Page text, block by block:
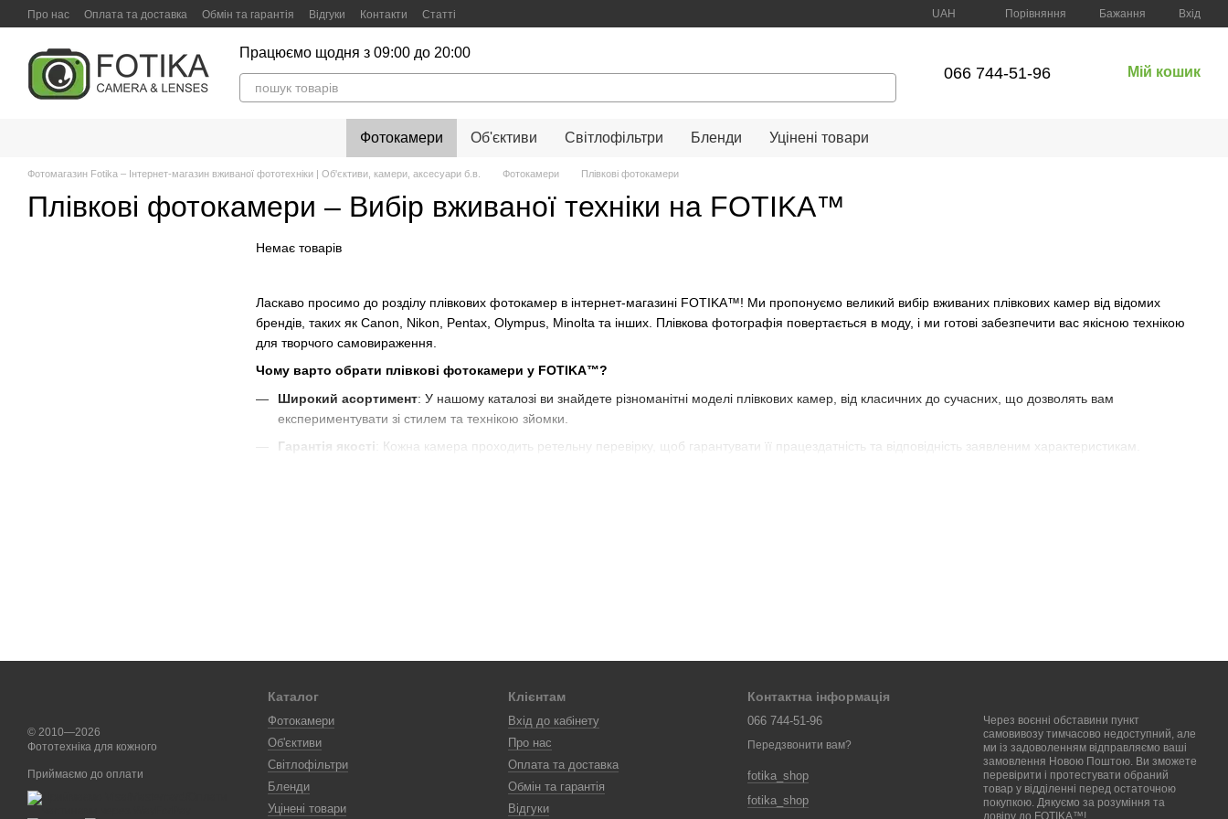
Перейти до основного контенту
Про нас Оплата та доставка Обмін та гарантія Відгуки Контакти Статті UAH Порівняння Бажання Вхід
Працюємо щодня з 09:00 до 20:00
066 744-51-96 Мій кошик
Фотокамери Об'єктиви Світлофільтри Бленди Уцінені товари
Фотомагазин Fotika – Інтернет-магазин вживаної фототехніки | Об'єктиви, камери, аксесуари б.в. Фотокамери Плівкові фотокамери
Плівкові фотокамери – Вибір вживаної техніки на FOTIKA™
Ласкаво просимо до розділу плівкових фотокамер в інтернет-магазині FOTIKA™! Ми пропонуємо великий вибір вживаних плівкових камер від відомих
брендів, таких як Canon, Nikon, Pentax, Olympus, Minolta та інших. Плівкова фотографія повертається в моду, і ми готові забезпечити вас якісною технікою
для творчого самовираження.
Чому варто обрати плівкові фотокамери у FOTIKA™?
Широкий асортимент: У нашому каталозі ви знайдете різноманітні моделі плівкових камер, від класичних до сучасних, що дозволять вам
експериментувати зі стилем та технікою зйомки.
Гарантія якості : Кожна камера проходить ретельну перевірку, щоб гарантувати її працездатність та відповідність заявленим характеристикам.
Немає товарів
© 2010—2026
Фототехніка для кожного
Приймаємо до оплати
Каталог
Фотокамери
Об'єктиви
Світлофільтри
Бленди
Уцінені товари
Клієнтам
Вхід до кабінету
Про нас
Оплата та доставка
Обмін та гарантія
Відгуки
Контактна інформація
066 744-51-96
Передзвонити вам?
fotika_shop
fotika_shop
Через воєнні обставини пункт
самовивозу тимчасово недоступний, але
ми із задоволенням відправляємо ваші
замовлення Новою Поштою. Ви зможете
перевірити і протестувати обраний
товар у відділенні перед остаточною
покупкою. Дякуємо за розуміння та
довіру до FOTIKA™!